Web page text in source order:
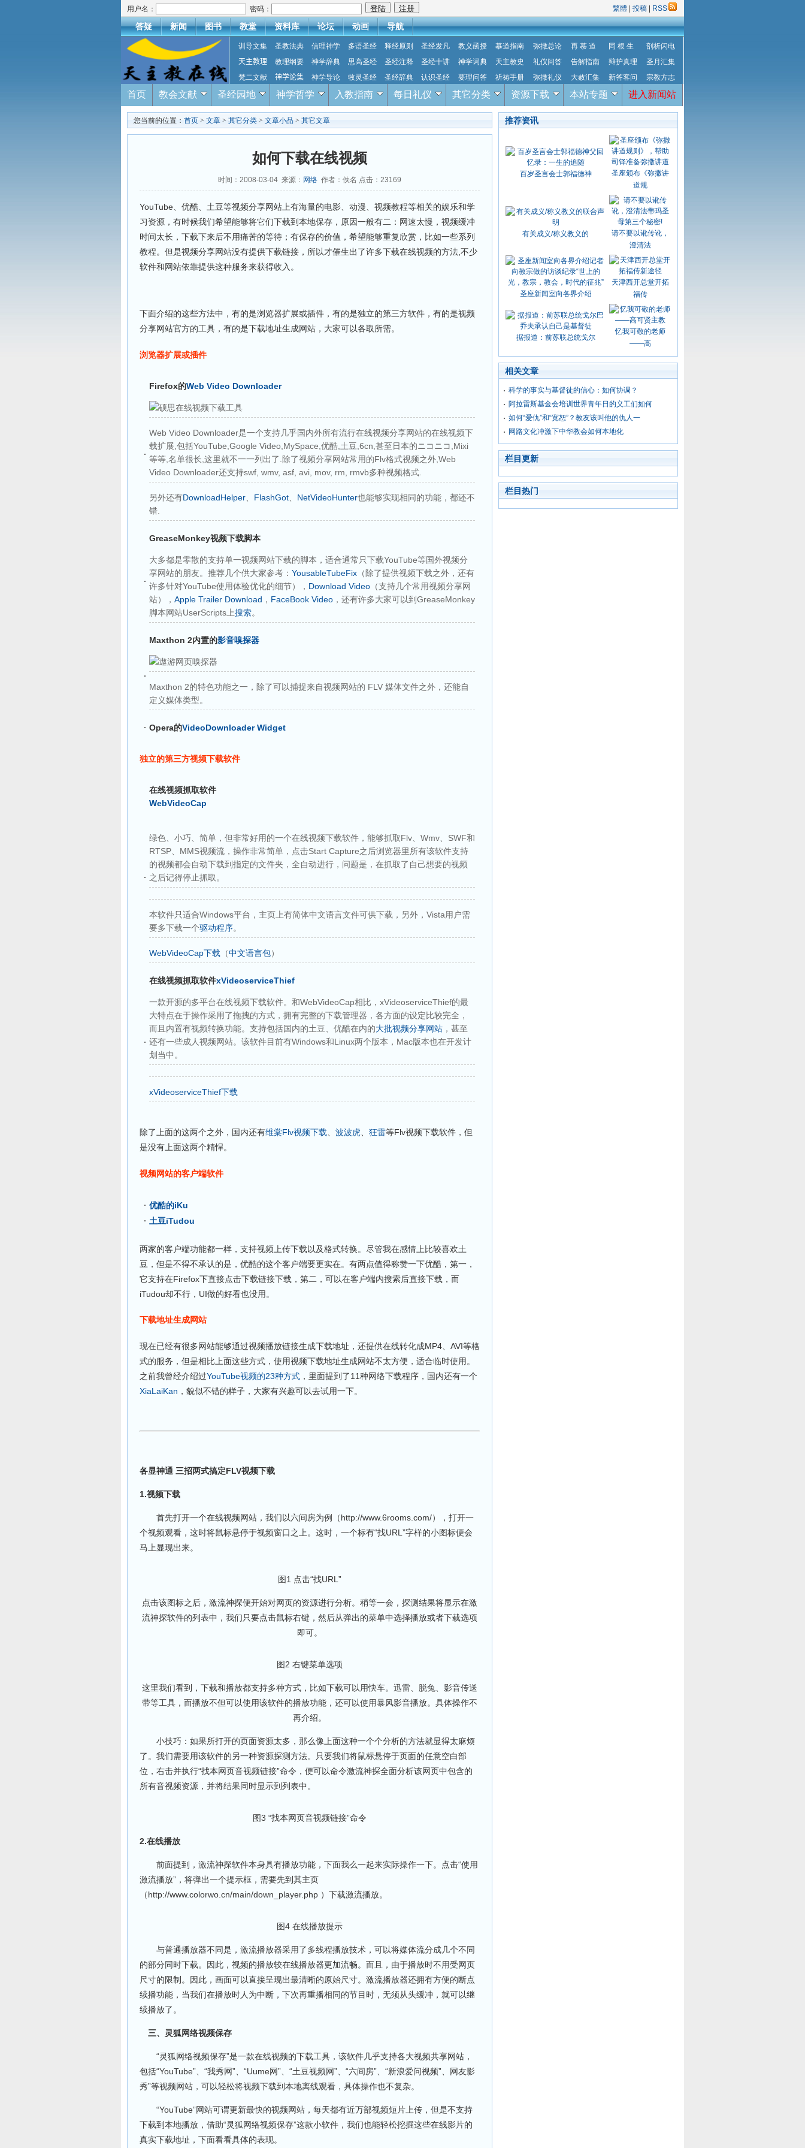
用户名： 密码： 繁體 投稿 RSS
答疑 新闻 图书 教堂 资料库 论坛 动画 导航
训导文集 圣教法典 信理神学 多语圣经 释经原则 圣经发凡 教义函授 慕道指南 弥撒总论 再 慕 道 同 根 生
剖析闪电
天主教理
教理纲要 神学辞典 思高圣经 圣经注释 圣经十讲 神学词典 天主教史 礼仪问答 告解指南 辩护真理
圣月汇集
梵二文献
神学论集 神学导论 牧灵圣经 圣经辞典 认识圣经 要理问答 祈祷手册 弥撒礼仪 大赦汇集 新答客问 宗教方志
首页 教会文献 圣经园地 神学哲学 入教指南 每日礼仪 其它分类 资源下载 本站专题 进入新闻站
您当前的位置： 首页 > 文章 > 其它分类 > 文章小品 > 其它文章
如何下载在线视频
时间：2008-03-04 来源： 网络 作者：佚名 点击： 23169
YouTube、优酷、土豆等视频分享网站上有海量的电影、动漫、视频教程等相关的娱乐和学
习资源，有时候我们希望能够将它们下载到本地保存，原因一般有二：网速太慢，视频缓冲
时间太长，下载下来后不用痛苦的等待；有保存的价值，希望能够重复欣赏，比如一些系列
教程。但是视频分享网站没有提供下载链接，所以才催生出了许多下载在线视频的方法,不少
软件和网站依靠提供这种服务来获得收入。
下面介绍的这些方法中，有的是浏览器扩展或插件，有的是独立的第三方软件，有的是视频
分享网站官方的工具，有的是下载地址生成网站，大家可以各取所需。
浏览器扩展或插件
Firefox的Web Video Downloader
Web Video Downloader是一个支持几乎国内外所有流行在线视频分享网站的在线视频下
载扩展,包括YouTube,Google Video,MySpace,优酷,土豆,6cn,甚至日本的ニコニコ,Mixi
等等,名单很长,这里就不一一列出了.除了视频分享网站常用的Flv格式视频之外,Web
Video Downloader还支持swf, wmv, asf, avi, mov, rm, rmvb多种视频格式.
另外还有DownloadHelper、 FlashGot、 NetVideoHunter也能够实现相同的功能，都还不
错.
GreaseMonkey视频下载脚本
大多都是零散的支持单一视频网站下载的脚本，适合通常只下载YouTube等国外视频分
享网站的朋友。推荐几个供大家参考： YousableTubeFix （除了提供视频下载之外，还有
许多针对YouTube使用体验优化的细节）， Download Video （支持几个常用视频分享网
站）， Apple Trailer Download ， FaceBook Video ，还有许多大家可以到GreaseMonkey
脚本网站UserScripts上搜索。
Maxthon 2内置的影音嗅探器
Maxthon 2的特色功能之一，除了可以捕捉来自视频网站的 FLV 媒体文件之外，还能自
定义媒体类型。
Opera的VideoDownloader Widget
独立的第三方视频下载软件
在线视频抓取软件
WebVideoCap
绿色、小巧、简单，但非常好用的一个在线视频下载软件，能够抓取Flv、Wmv、SWF和
RTSP、MMS视频流，操作非常简单，点击Start Capture之后浏览器里所有该软件支持
的视频都会自动下载到指定的文件夹，全自动进行，问题是，在抓取了自己想要的视频
之后记得停止抓取。
本软件只适合Windows平台，主页上有简体中文语言文件可供下载，另外，Vista用户需
要多下载一个驱动程序。
WebVideoCap下载 （中文语言包）
在线视频抓取软件xVideoserviceThief
一款开源的多平台在线视频下载软件。和WebVideoCap相比，xVideoserviceThief的最
大特点在于操作采用了拖拽的方式，拥有完整的下载管理器，各方面的设定比较完全，
而且内置有视频转换功能。支持包括国内的土豆、优酷在内的大批视频分享网站 ，甚至
还有一些成人视频网站。该软件目前有Windows和Linux两个版本，Mac版本也在开发计
划当中。
xVideoserviceThief下载
除了上面的这两个之外，国内还有维棠Flv视频下载、 波波虎、 狂雷等Flv视频下载软件，但
是没有上面这两个精悍。
视频网站的客户端软件
优酷的iKu
土豆iTudou
两家的客户端功能都一样，支持视频上传下载以及格式转换。尽管我在感情上比较喜欢土
豆，但是不得不承认的是，优酷的这个客户端要更实在。有两点值得称赞一下优酷，第一，
它支持在Firefox下直接点击下载链接下载，第二，可以在客户端内搜索后直接下载，而
iTudou却不行，UI做的好看也没用。
下载地址生成网站
现在已经有很多网站能够通过视频播放链接生成下载地址，还提供在线转化成MP4、AVI等格
式的服务，但是相比上面这些方式，使用视频下载地址生成网站不太方便，适合临时使用。
之前我曾经介绍过YouTube视频的23种方式 ，里面提到了11种网络下载程序，国内还有一个
XiaLaiKan ，貌似不错的样子，大家有兴趣可以去试用一下。
各显神通 三招两式搞定FLV视频下载
1.视频下载
首先打开一个在线视频网站，我们以六间房为例（http://www.6rooms.com/），打开一
个视频观看，这时将鼠标悬停于视频窗口之上。这时，一个标有“找URL”字样的小图标便会
马上显现出来。
图1 点击“找URL”
点击该图标之后，激流神探便开始对网页的资源进行分析。稍等一会，探测结果将显示在激
流神探软件的列表中，我们只要点击鼠标右键，然后从弹出的菜单中选择播放或者下载选项
即可。
图2 右键菜单选项
这里我们看到，下载和播放都支持多种方式，比如下载可以用快车。迅雷、脱兔、影音传送
带等工具，而播放不但可以使用该软件的播放功能，还可以使用暴风影音播放。具体操作不
再介绍。
小技巧：如果所打开的页面资源太多，那么像上面这种一个个分析的方法就显得太麻烦
了。我们需要用该软件的另一种资源探测方法。只要我们将鼠标悬停于页面的任意空白部
位，右击并执行“找本网页音视频链接”命令，便可以命令激流神探全面分析该网页中包含的
所有音视频资源，并将结果同时显示到列表中。
图3 “找本网页音视频链接”命令
2.在线播放
前面提到，激流神探软件本身具有播放功能，下面我么一起来实际操作一下。点击“使用
激流播放”，将弹出一个提示框，需要先到其主页
（http://www.colorwo.cn/main/down_player.php ）下载激流播放。
图4 在线播放提示
与普通播放器不同是，激流播放器采用了多线程播放技术，可以将媒体流分成几个不同
的部分同时下载。因此，视频的播放较在线播放器更加流畅。而且，由于播放时不用受网页
尺寸的限制。因此，画面可以直接呈现出最清晰的原始尺寸。激流播放器还拥有方便的断点
续播功能，当我们在播放时人为中断，下次再重播相同的节目时，无须从头缓冲，就可以继
续播放了。
三、灵狐网络视频保存
“灵狐网络视频保存”是一款在线视频的下载工具，该软件几乎支持各大视频共享网站，
包括“YouTube”、“我秀网”、“Uume网”、“土豆视频网”、“六间房”、“新浪爱问视频”、网友影
秀”等视频网站，可以轻松将视频下载到本地离线观看，具体操作也不复杂。
“YouTube”网站可谓更新最快的视频网站，每天都有近万部视频短片上传，但是不支持
下载到本地播放，借助“灵狐网络视频保存”这款小软件，我们也能轻松挖掘这些在线影片的
真实下载地址，下面看看具体的表现。
推荐资讯
百岁圣言会士郭福德神
圣座颁布《弥撒讲
道规
有关成义/称义教义的
请不要以讹传讹，
澄清法
圣座新闻室向各界介绍
天津西开总堂开拓
福传
据报道：前苏联总统戈尔
忆我可敬的老师
——高
相关文章
科学的事实与基督徒的信心：如何协调？
阿拉雷斯基金会培训世界青年日的义工们如何
如何“爱仇”和“宽恕”？教友该叫他的仇人一
网路文化冲激下中华教会如何本地化
栏目更新
栏目热门